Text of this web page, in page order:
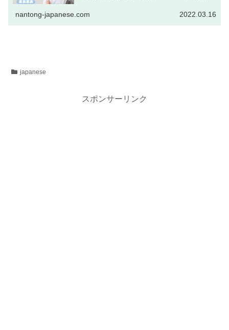
た？」「（ ）かな。」
nantong-japanese.com 2022.03.16
japanese
スポンサーリンク